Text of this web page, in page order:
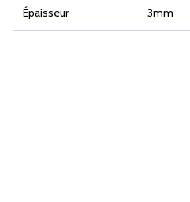
Épaisseur 3mm